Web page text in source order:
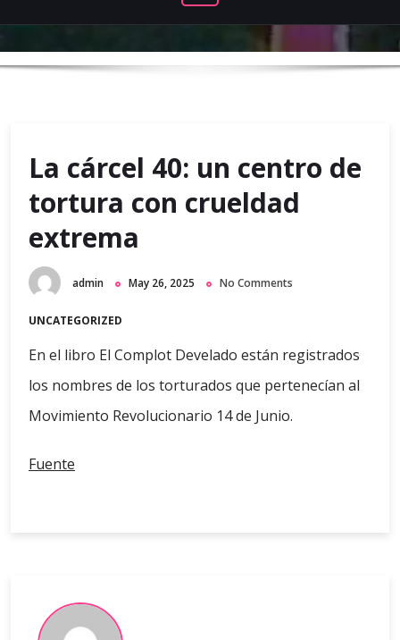
La cárcel 40: un centro de
tortura con crueldad
extrema
admin May 26, 2025 No Comments
UNCATEGORIZED
En el libro El Complot Develado están registrados
los nombres de los torturados que pertenecían al
Movimiento Revolucionario 14 de Junio.
Fuente